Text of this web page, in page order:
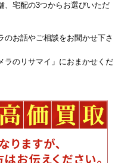
、宅配の3つからお選びいただ
のお話やご相談をお聞かせ下さ
ラのリサマイ」におまかせくだ